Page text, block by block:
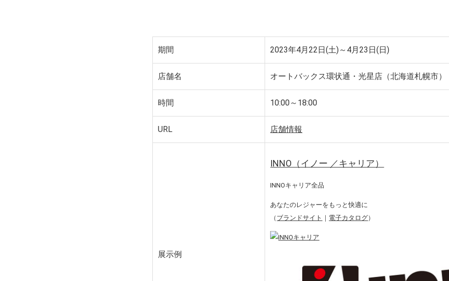
期間 2023年4月22日(土)～4月23日(日)
店舗名 オートバックス環状通・光星店（北海道札幌市）
時間 10:00～18:00
URL 店舗情報
展示例
INNO（イノー ／キャリア）
INNOキャリア全品
あなたのレジャーをもっと快適に
（ ブランドサイト ｜ 電子カタログ）